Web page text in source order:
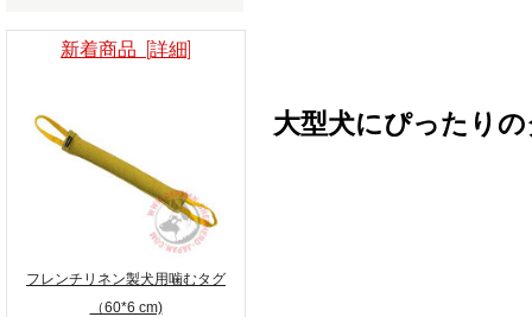
新着商品 [詳細]
フレンチリネン製犬用噛むタグ
（60*6 cm)
大型犬にぴったり